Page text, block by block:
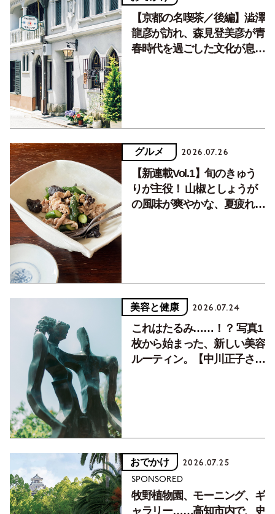
【京都の名喫茶／後編】澁澤
龍彦が訪れ、森見登美彦が青
春時代を過ごした文化が息づ
グルメ 2026.07.26
【新連載Vol.1】旬のきゅう
りが主役！ 山椒としょうが
の風味が爽やかな、夏疲れを
美容と健康 2026.07.24
これはたるみ……！？ 写真1
枚から始まった、新しい美容
ルーティン。【中川正子さん
おでかけ 2026.07.25
SPONSORED
牧野植物園、モーニング、ギ
ャラリー……高知市内で、史